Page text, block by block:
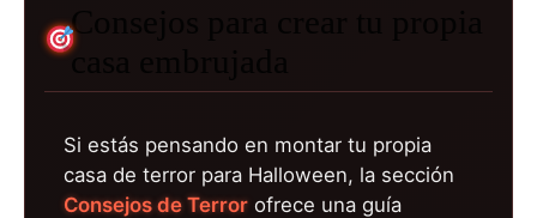
Consejos para crear tu propia
casa embrujada
Si estás pensando en montar tu propia
casa de terror para Halloween, la sección
Consejos de Terror ofrece una guía